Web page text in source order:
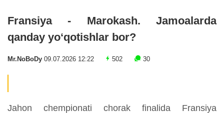
Fransiya - Marokash. Jamoalarda
qanday yo‘qotishlar bor?
Mr.NoBoDy 09.07.2026 12:22 502 30
Jahon chempionati chorak finalida Fransiya